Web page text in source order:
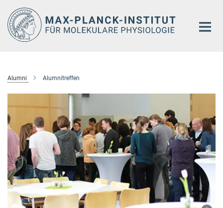
Hauptinhalt
Alumni Alumnitreffen